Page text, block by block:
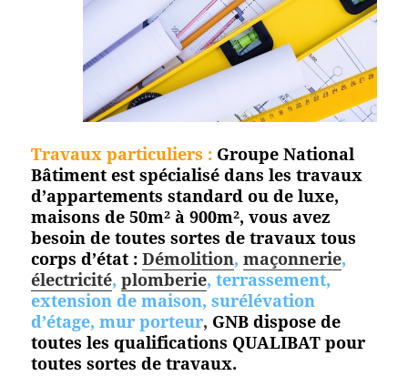
Travaux particuliers : Groupe National
Bâtiment est spécialisé dans les travaux
d’appartements standard ou de luxe,
maisons de 50m² à 900m², vous avez
besoin de toutes sortes de travaux tous
corps d’état : Démolition,maçonnerie,
électricité,plomberie, terrassement,
extension de maison, surélévation
d’étage, mur porteur, GNB dispose de
toutes les qualifications QUALIBAT pour
toutessortes de travaux.